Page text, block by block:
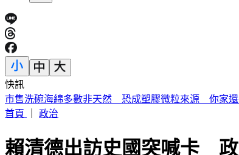
快訊
《夏日活動》花蓮FUN暑假 即將成真火舞秀 加碼重現
首頁
政治
賴清德出訪史國突喊卡